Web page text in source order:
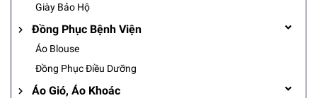
Giày Bảo Hộ
Đồng Phục Bệnh Viện
Áo Blouse
Đồng Phục Điều Dưỡng
Áo Gió, Áo Khoác